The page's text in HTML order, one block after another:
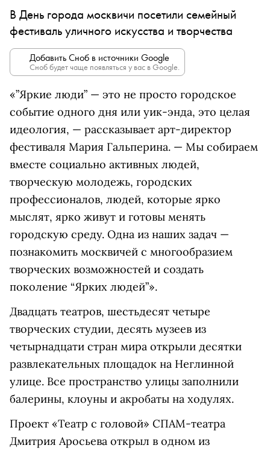
В День города москвичи посетили семейный
фестиваль уличного искусства и творчества
Добавить Сноб в источники Google
Сноб будет чаще появляться у вас в Google.
«”Яркие люди” — это не просто городское
событие одного дня или уик-энда, это целая
идеология, — рассказывает арт-директор
фестиваля Мария Гальперина. — Мы собираем
вместе социально активных людей,
творческую молодежь, городских
профессионалов, людей, которые ярко
мыслят, ярко живут и готовы менять
городскую среду. Одна из наших задач —
познакомить москвичей с многообразием
творческих возможностей и создать
поколение “Ярких людей”».
Двадцать театров, шестьдесят четыре
творческих студии, десять музеев из
четырнадцати стран мира открыли десятки
развлекательных площадок на Неглинной
улице. Все пространство улицы заполнили
балерины, клоуны и акробаты на ходулях.
Проект «Театр с головой» СПАМ-театра
Дмитрия Аросьева открыл в одном из